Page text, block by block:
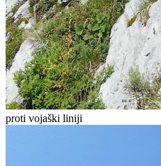
proti vojaški liniji